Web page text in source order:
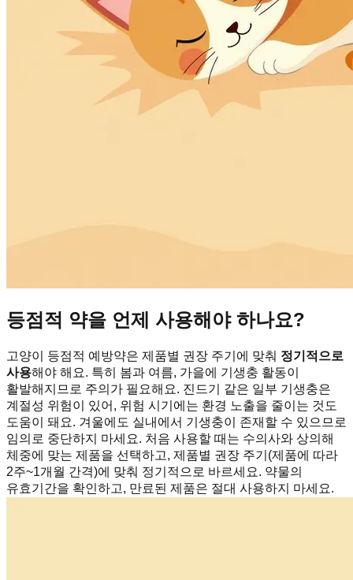
등점적 약을 언제 사용해야 하나요?
고양이 등점적 예방약은 제품별 권장 주기에 맞춰 정기적으로
사용해야 해요. 특히 봄과 여름, 가을에 기생충 활동이
활발해지므로 주의가 필요해요. 진드기 같은 일부 기생충은
계절성 위험이 있어, 위험 시기에는 환경 노출을 줄이는 것도
도움이 돼요. 겨울에도 실내에서 기생충이 존재할 수 있으므로
임의로 중단하지 마세요. 처음 사용할 때는 수의사와 상의해
체중에 맞는 제품을 선택하고, 제품별 권장 주기(제품에 따라
2주~1개월 간격)에 맞춰 정기적으로 바르세요. 약물의
유효기간을 확인하고, 만료된 제품은 절대 사용하지 마세요.